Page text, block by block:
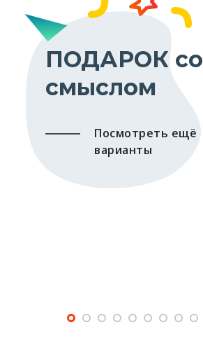
ПОДАРОК со
смыслом
Посмотреть ещё
варианты